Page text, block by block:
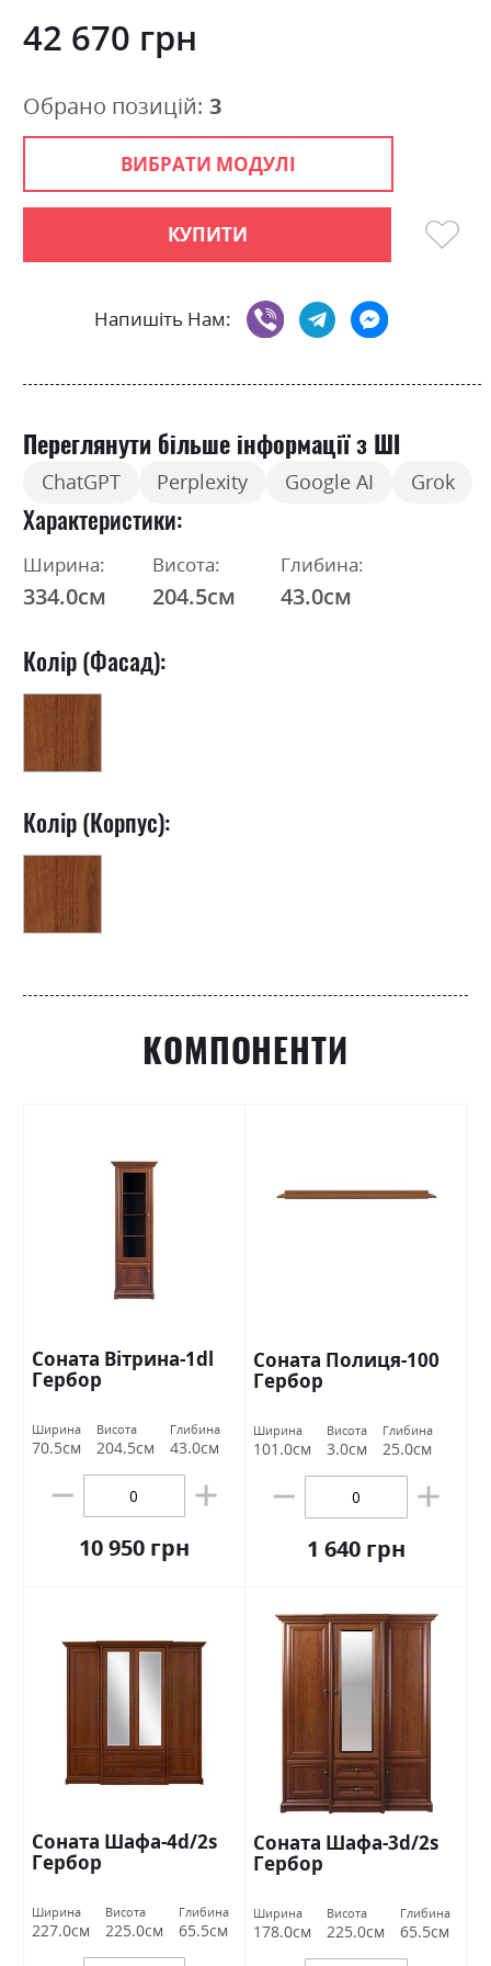
gallery
42 670 грн
ВИБРАТИ МОДУЛІ
КУПИТИ
Напишіть Нам:
Обрано позицій: 3
Переглянути більше інформації з ШІ
ChatGPT Perplexity Google AI Grok
Характеристики
Ширина:
334.0см
Висота:
204.5см
Глибина:
43.0см
Колір (Фасад):
Колір (Корпус):
КОМПОНЕНТИ
Соната Вітрина-1dl
Гербор
Ширина
70.5см
Висота
204.5см
Глибина
43.0см
10 950 грн
Соната Полиця-100
Гербор
Ширина
101.0см
Висота
3.0см
Глибина
25.0см
1 640 грн
Соната Шафа-4d/2s
Гербор
Ширина
227.0см
Висота
225.0см
Глибина
65.5см
Соната Шафа-3d/2s
Гербор
Ширина
178.0см
Висота
225.0см
Глибина
65.5см